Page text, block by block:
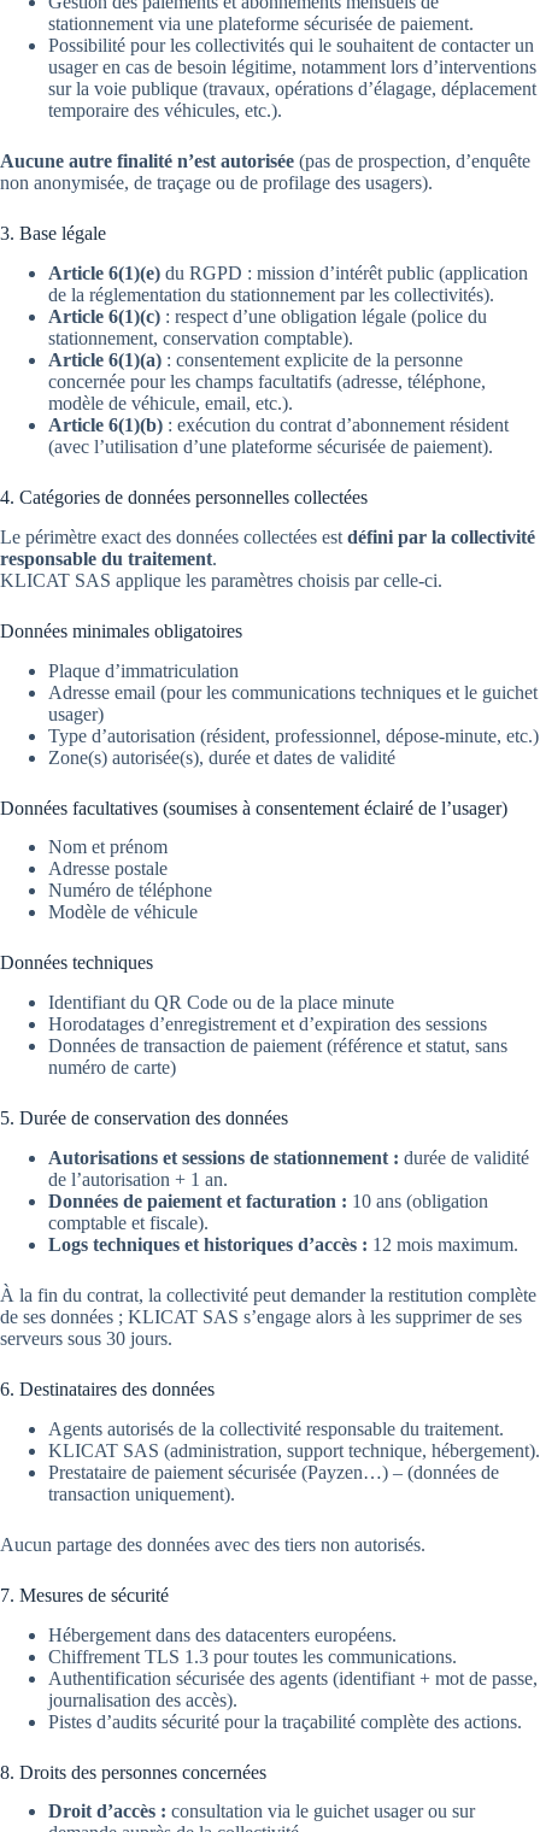
stationnement via une plateforme sécurisée de paiement.
Possibilité pour les collectivités qui le souhaitent de contacter un
usager en cas de besoin légitime, notamment lors d’interventions
sur la voie publique (travaux, opérations d’élagage, déplacement
temporaire des véhicules, etc.).
Aucune autre finalité n’est autorisée (pas de prospection, d’enquête
non anonymisée, de traçage ou de profilage des usagers).
3. Base légale
Article 6(1)(e) du RGPD : mission d’intérêt public (application
de la réglementation du stationnement par les collectivités).
Article 6(1)(c) : respect d’une obligation légale (police du
stationnement, conservation comptable).
Article 6(1)(a) : consentement explicite de la personne
concernée pour les champs facultatifs (adresse, téléphone,
modèle de véhicule, email, etc.).
Article 6(1)(b) : exécution du contrat d’abonnement résident
(avec l’utilisation d’une plateforme sécurisée de paiement).
4. Catégories de données personnelles collectées
Le périmètre exact des données collectées est défini par la collectivité
responsable du traitement.
KLICAT SAS applique les paramètres choisis par celle-ci.
Données minimales obligatoires
Plaque d’immatriculation
Adresse email (pour les communications techniques et le guichet
usager)
Type d’autorisation (résident, professionnel, dépose-minute, etc.)
Zone(s) autorisée(s), durée et dates de validité
Données facultatives (soumises à consentement éclairé de l’usager)
Nom et prénom
Adresse postale
Numéro de téléphone
Modèle de véhicule
Données techniques
Identifiant du QR Code ou de la place minute
Horodatages d’enregistrement et d’expiration des sessions
Données de transaction de paiement (référence et statut, sans
numéro de carte)
5. Durée de conservation des données
Autorisations et sessions de stationnement : durée de validité
de l’autorisation + 1 an.
Données de paiement et facturation : 10 ans (obligation
comptable et fiscale).
Logs techniques et historiques d’accès : 12 mois maximum.
À la fin du contrat, la collectivité peut demander la restitution complète
de ses données ; KLICAT SAS s’engage alors à les supprimer de ses
serveurs sous 30 jours.
6. Destinataires des données
Agents autorisés de la collectivité responsable du traitement.
KLICAT SAS (administration, support technique, hébergement).
Prestataire de paiement sécurisée (Payzen…) – (données de
transaction uniquement).
Aucun partage des données avec des tiers non autorisés.
7. Mesures de sécurité
Hébergement dans des datacenters européens.
Chiffrement TLS 1.3 pour toutes les communications.
Authentification sécurisée des agents (identifiant + mot de passe,
journalisation des accès).
Pistes d’audits sécurité pour la traçabilité complète des actions.
8. Droits des personnes concernées
Droit d’accès : consultation via le guichet usager ou sur